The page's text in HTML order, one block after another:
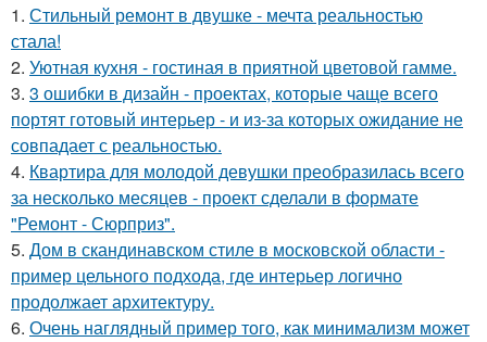
1. Стильный ремонт в двушке - мечта реальностью
стала!
2. Уютная кухня - гостиная в приятной цветовой гамме.
3. 3 ошибки в дизайн - проектах, которые чаще всего
портят готовый интерьер - и из-за которых ожидание не
совпадает с реальностью.
4. Квартира для молодой девушки преобразилась всего
за несколько месяцев - проект сделали в формате
"Ремонт - Сюрприз".
5. Дом в скандинавском стиле в московской области -
пример цельного подхода, где интерьер логично
продолжает архитектуру.
6. Очень наглядный пример того, как минимализм может